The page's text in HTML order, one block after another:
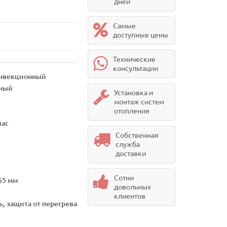
мм
защита от перегрева
Самые
доступные цены
Технические
консультации
Установка и
монтаж систем
отопления
Собственная
служба
доставки
Сотни
довольных
клиентов